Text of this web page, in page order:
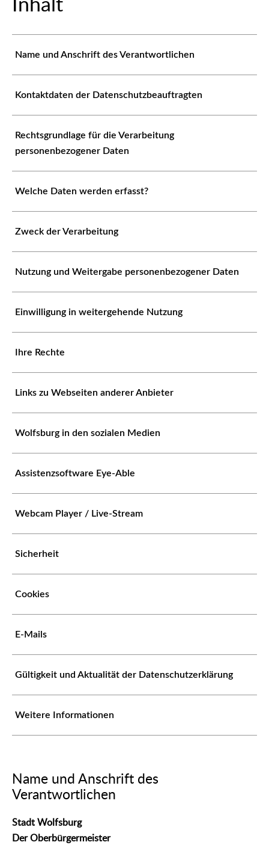
Inhalt
Name und Anschrift des Verantwortlichen
Kontaktdaten der Datenschutzbeauftragten
Rechtsgrundlage für die Verarbeitung
personenbezogener Daten
Welche Daten werden erfasst?
Zweck der Verarbeitung
Nutzung und Weitergabe personenbezogener Daten
Einwilligung in weitergehende Nutzung
Ihre Rechte
Links zu Webseiten anderer Anbieter
Wolfsburg in den sozialen Medien
Assistenzsoftware Eye-Able
Webcam Player / Live-Stream
Sicherheit
Cookies
E-Mails
Gültigkeit und Aktualität der Datenschutzerklärung
Weitere Informationen
Name und Anschrift des
Verantwortlichen
Stadt Wolfsburg
Der Oberbürgermeister